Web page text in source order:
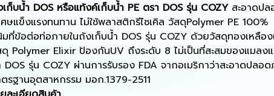
ก็บน้ำ DOS หรือแท้งค์เก็บน้ำ PE ตรา DOS รุ่น COZY สะอาดป
ษแข็งแรงทนทาน ไม่ใช้พลาสติกรีไซเคิล วัสดุPolymer PE 100%
ที่ข้อต่อท่อภายในถังเก็บน้ำ DOS รุ่น COZY ด้วยวัสดุทองเหลือง
ดุ Polymer Elixir ป้องกันUV ถึงระดับ 8 ไม่เป็นที่สะสมของแมลง
DOS รุ่น COZY ผ่านการรับรอง FDA จากอเมริกาว่าสะอาดปลอ
รฐานอุตสาหกรรม มอก.1379-2511